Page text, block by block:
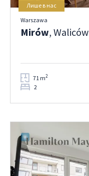
Лише в нас
Warszawa
Mirów, Waliców
71 m2
2